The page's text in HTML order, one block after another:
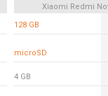
Xiaomi Redmi
128 GB
microSD
4 GB